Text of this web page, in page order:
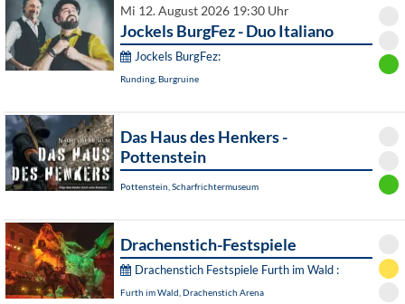
Mi 12. August 2026 19:30 Uhr
Jockels BurgFez - Duo Italiano
Jockels BurgFez:
Runding, Burgruine
Das Haus des Henkers -
Pottenstein
Pottenstein, Scharfrichtermuseum
Drachenstich-Festspiele
Drachenstich Festspiele Furth im Wald :
Furth im Wald, Drachenstich Arena